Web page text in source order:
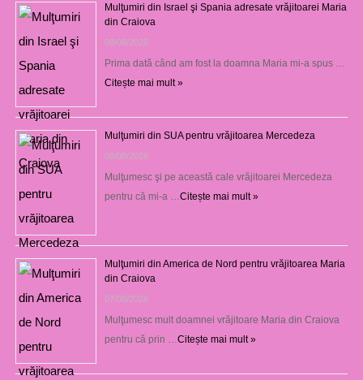
Mulţumiri din Israel şi Spania adresate vrăjitoarei Maria
din Craiova
08/08/2026
Prima dată când am fost la doamna Maria mi-a spus …
Citește mai mult »
Mulţumiri din SUA pentru vrăjitoarea Mercedeza
08/08/2026
Mulţumesc şi pe această cale vrăjitoarei Mercedeza
pentru că mi-a … Citește mai mult »
Mulţumiri din America de Nord pentru vrăjitoarea Maria
din Craiova
07/08/2026
Mulţumesc mult doamnei vrăjitoare Maria din Craiova
pentru că prin … Citește mai mult »